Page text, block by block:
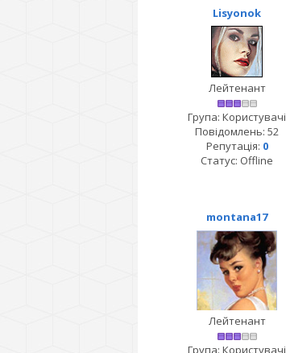
Lisyonok
Лейтенант
Група: Користувачі
Повідомлень: 52
Репутація: 0
Статус: Offline
montana17
Лейтенант
Група: Користувачі